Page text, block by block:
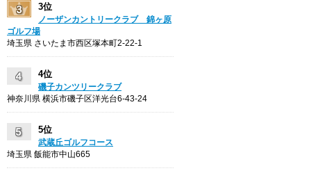
3位
ノーザンカントリークラブ 錦ヶ原
ゴルフ場
埼玉県 さいたま市西区塚本町2-22-1
4位
磯子カンツリークラブ
神奈川県 横浜市磯子区洋光台6-43-24
5位
武蔵丘ゴルフコース
埼玉県 飯能市中山665